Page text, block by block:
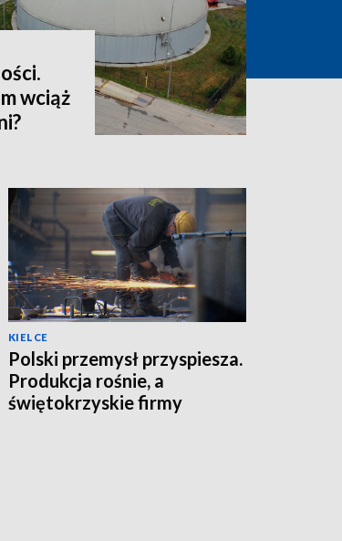
wciąż
KIELCE
Polski przemysł przyspiesza.
Produkcja rośnie, a
świętokrzyskie firmy